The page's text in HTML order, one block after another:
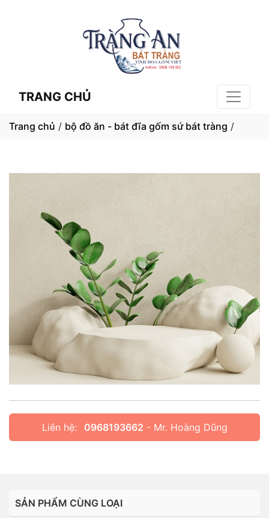
TRANG CHỦ
Trang chủ / bộ đồ ăn - bát đĩa gốm sứ bát tràng /
Liên hệ: 0968193662 - Mr. Hoàng Dũng
SẢN PHẨM CÙNG LOẠI